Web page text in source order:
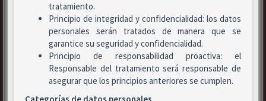
tratamiento.
Principio de integridad y confidencialidad: los datos
personales serán tratados de manera que se
garantice su seguridad y confidencialidad.
Principio de responsabilidad proactiva: el
Responsable del tratamiento será responsable de
asegurar que los principios anteriores se cumplen.